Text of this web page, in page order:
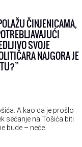
ČINJENICAMA,
SVOJE
NAJGORA JE
A kao da je prošlo
sećanje na Tošića biti
bude – neće.